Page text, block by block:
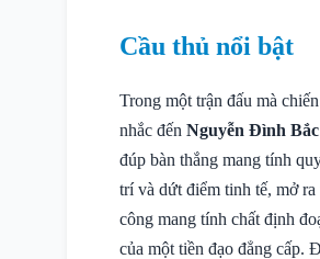
Cầu thủ nổi bật
Trong một trận đấu mà
nhắc đến Nguyễn Đình Bắc
đúp bàn thắng mang tính
trí và dứt điểm tinh tế, mở
công mang tính chất định
của một tiền đạo đẳng cấp.